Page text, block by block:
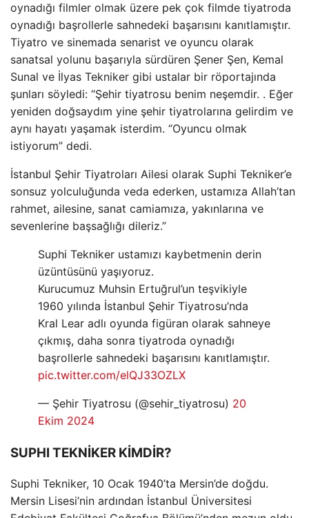
oynadığı filmler olmak üzere pek çok filmde tiyatroda
oynadığı başrollerle sahnedeki başarısını kanıtlamıştır.
Tiyatro ve sinemada senarist ve oyuncu olarak
sanatsal yolunu başarıyla sürdüren Şener Şen, Kemal
Sunal ve İlyas Tekniker gibi ustalar bir röportajında ​​
şunları söyledi: “Şehir tiyatrosu benim neşemdir. . Eğer
yeniden doğsaydım yine şehir tiyatrolarına gelirdim ve
aynı hayatı yaşamak isterdim. “Oyuncu olmak
istiyorum” dedi.
İstanbul Şehir Tiyatroları Ailesi olarak Suphi Tekniker’e
sonsuz yolculuğunda veda ederken, ustamıza Allah’tan
rahmet, ailesine, sanat camiamıza, yakınlarına ve
sevenlerine başsağlığı dileriz.”
Suphi Tekniker ustamızı kaybetmenin derin
üzüntüsünü yaşıyoruz.
Kurucumuz Muhsin Ertuğrul’un teşvikiyle
1960 yılında İstanbul Şehir Tiyatrosu’nda
Kral Lear adlı oyunda figüran olarak sahneye
çıkmış, daha sonra tiyatroda oynadığı
başrollerle sahnedeki başarısını kanıtlamıştır.
pic.twitter.com/elQJ33OZLX
— Şehir Tiyatrosu (@sehir_tiyatrosu) 20
Ekim 2024
SUPHI TEKNİKER KİMDİR?
Suphi Tekniker, 10 Ocak 1940’ta Mersin’de doğdu.
Mersin Lisesi’nin ardından İstanbul Üniversitesi